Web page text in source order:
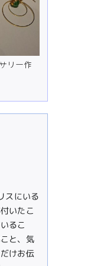
リー作
スにいる
いたこ
るこ
と、気
けお伝